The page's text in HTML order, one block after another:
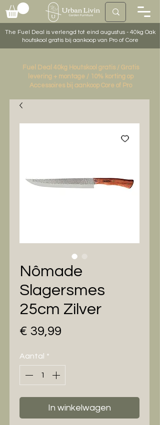
The Fuel Deal is verlengd tot eind augustus - 40kg Oak
houtskool gratis bij aankoop van Pro of Core
Fuel Deal 40kg Houtskool gratis / Gratis
levering + montage / 10% korting op
Accessoires bij aankoop Core of Pro
Nômade
Slagersmes
25cm Zilver
€ 39,99
Aantal *
In winkelwagen